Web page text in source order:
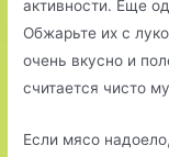
активности. Еще
Обжарьте их с
очень вкусно и
считается чисто
Если мясо